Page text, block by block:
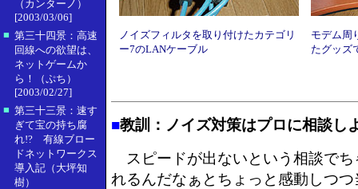
（カンターノ）
[2003/03/06]
■ 第三十四景：高速
回線への欲望は、
ネットゲームか
ら！（ぷち）
[2003/02/27]
■ 第三十三景：速す
ぎて宝の持ち腐
れ!? 有線ブロー
ドネットワークス
導入記（大坪知
樹）
ノイズフィルタを取り付けたカテゴリ
ー7のLANケーブル
モデム周
たグッズ
■教訓：ノイズ対策はプロに相談し
スピードが出ないという相談でち
れるんだなぁとちょっと感動しつ